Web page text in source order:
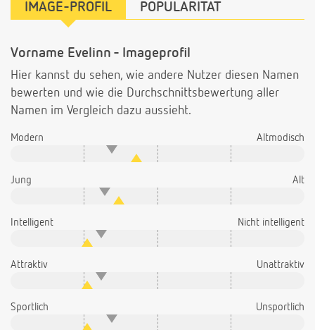
IMAGE-PROFIL POPULARITÄT
Vorname Evelinn - Imageprofil
Hier kannst du sehen, wie andere Nutzer diesen Namen
bewerten und wie die Durchschnittsbewertung aller
Namen im Vergleich dazu aussieht.
Modern Altmodisch
Jung Alt
Intelligent Nicht intelligent
Attraktiv Unattraktiv
Sportlich Unsportlich